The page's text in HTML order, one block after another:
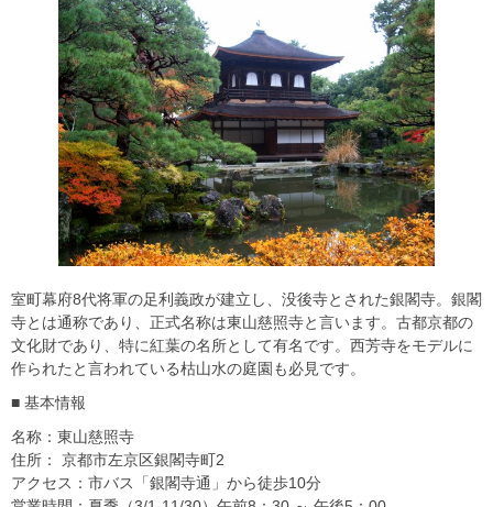
室町幕府8代将軍の足利義政が建立し、没後寺とされた銀閣寺。銀閣
寺とは通称であり、正式名称は東山慈照寺と言います。古都京都の
文化財であり、特に紅葉の名所として有名です。西芳寺をモデルに
作られたと言われている枯山水の庭園も必見です。
■ 基本情報
名称：東山慈照寺
住所： 京都市左京区銀閣寺町2
アクセス：市バス「銀閣寺通」から徒歩10分